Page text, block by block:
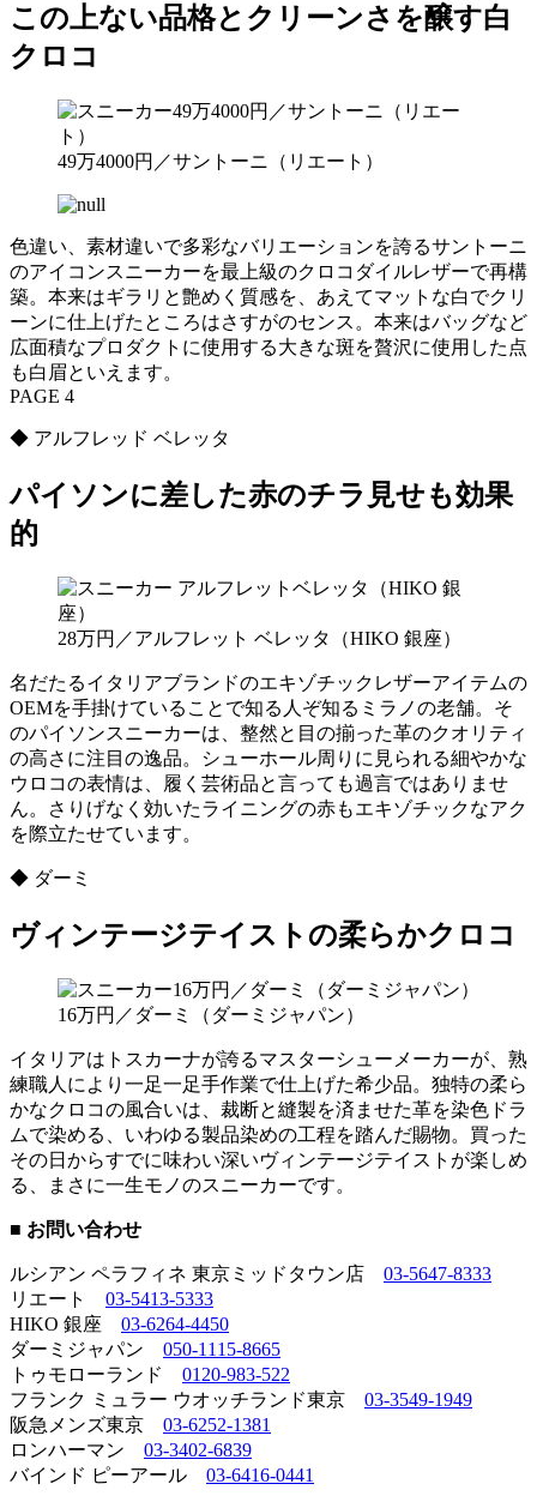
この上ない品格とクリーンさを醸す白
クロコ
49万4000円／サントーニ（リエート）
色違い、素材違いで多彩なバリエーションを誇るサントーニ
のアイコンスニーカーを最上級のクロコダイルレザーで再構
築。本来はギラリと艶めく質感を、あえてマットな白でクリ
ーンに仕上げたところはさすがのセンス。本来はバッグなど
広面積なプロダクトに使用する大きな斑を贅沢に使用した点
も白眉といえます。
PAGE 4
◆ アルフレッド ベレッタ
パイソンに差した赤のチラ見せも効果
的
28万円／アルフレット ベレッタ（HIKO 銀座）
名だたるイタリアブランドのエキゾチックレザーアイテムの
OEMを手掛けていることで知る人ぞ知るミラノの老舗。そ
のパイソンスニーカーは、整然と目の揃った革のクオリティ
の高さに注目の逸品。シューホール周りに見られる細やかな
ウロコの表情は、履く芸術品と言っても過言ではありませ
ん。さりげなく効いたライニングの赤もエキゾチックなアク
を際立たせています。
◆ ダーミ
ヴィンテージテイストの柔らかクロコ
16万円／ダーミ（ダーミジャパン）
イタリアはトスカーナが誇るマスターシューメーカーが、熟
練職人により一足一足手作業で仕上げた希少品。独特の柔ら
かなクロコの風合いは、裁断と縫製を済ませた革を染色ドラ
ムで染める、いわゆる製品染めの工程を踏んだ賜物。買った
その日からすでに味わい深いヴィンテージテイストが楽しめ
る、まさに一生モノのスニーカーです。
■ お問い合わせ
ルシアン ペラフィネ 東京ミッドタウン店 03-5647-8333
リエート 03-5413-5333
HIKO 銀座 03-6264-4450
ダーミジャパン 050-1115-8665
トゥモローランド 0120-983-522
フランク ミュラー ウオッチランド東京 03-3549-1949
阪急メンズ東京 03-6252-1381
ロンハーマン 03-3402-6839
バインド ピーアール 03-6416-0441